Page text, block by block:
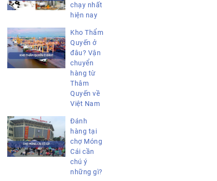
chạy nhất
hiện nay
Kho Thẩm
Quyến ở
đâu? Vận
chuyển
hàng từ
Thâm
Quyến về
Việt Nam
Đánh
hàng tại
chợ Móng
Cái cần
chú ý
những gì?